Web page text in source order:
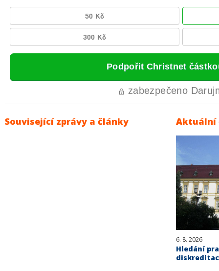
Související zprávy a články Aktuální
6. 8. 2026
Hledání